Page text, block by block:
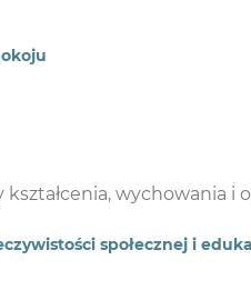
kształcenia, wychowania i
społecznej i